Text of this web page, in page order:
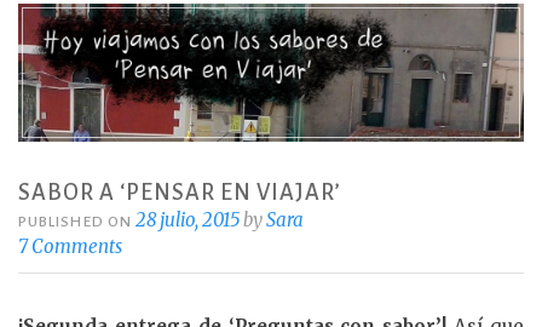
SABOR A ‘PENSAR EN VIAJAR’
PUBLISHED ON28 julio, 2015bySara
7 Comments